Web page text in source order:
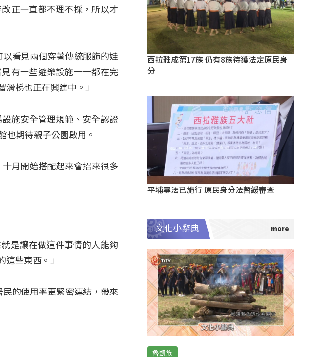
正一直都不理不採，所以才
看見兩個穿著傳統服飾的娃
有一些遊樂設施一一都在完
梯也正在興建中。」
施安全管理規範、安全認證
也期待親子公園啟用。
月開始搭配起來會招來很多
是讓在做這件事情的人能夠
些東西。」
的使用率更緊密連結，帶來
西拉雅成第17族 仍有8族待獲法定原民身
分
平埔專法已施行 原民身分法暫緩審查
文化小辭典
魯凱族